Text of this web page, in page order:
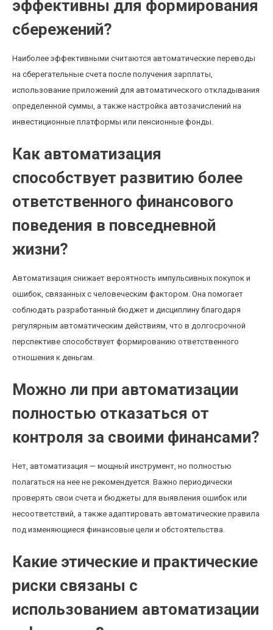
эффективны для формирования
сбережений?
Наиболее эффективными считаются автоматические переводы
на сберегательные счета после получения зарплаты,
использование приложений для автоматического откладывания
определенной суммы, а также настройка автозачислений на
инвестиционные платформы или пенсионные фонды.
Как автоматизация
способствует развитию более
ответственного финансового
поведения в повседневной
жизни?
Автоматизация снижает вероятность импульсивных покупок и
ошибок, связанных с человеческим фактором. Она помогает
соблюдать разработанный бюджет и дисциплину благодаря
регулярным автоматическим действиям, что в долгосрочной
перспективе способствует формированию ответственного
отношения к деньгам.
Можно ли при автоматизации
полностью отказаться от
контроля за своими финансами?
Нет, автоматизация — мощный инструмент, но полностью
полагаться на нее не рекомендуется. Важно периодически
проверять свои счета и бюджеты для выявления ошибок или
несоответствий, а также адаптировать автоматические правила
под изменяющиеся финансовые цели и обстоятельства.
Какие этические и практические
риски связаны с
использованием автоматизации